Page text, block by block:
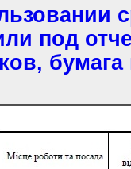
под